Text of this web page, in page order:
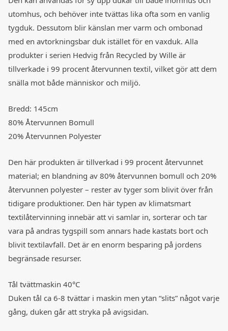
utomhus, och behöver inte tvättas lika ofta som en vanlig
tygduk. Dessutom blir känslan mer varm och ombonad
med en avtorkningsbar duk istället för en vaxduk. Alla
produkter i serien Hedvig från Recycled by Wille är
tillverkade i 99 procent återvunnen textil, vilket gör att dem
snälla mot både människor och miljö.
Bredd: 145cm
80% Återvunnen Bomull
20% Återvunnen Polyester
Den här produkten är tillverkad i 99 procent återvunnet
material; en blandning av 80% återvunnen bomull och 20%
återvunnen polyester – rester av tyger som blivit över från
tidigare produktioner. Den här typen av klimatsmart
textilåtervinning innebär att vi samlar in, sorterar och tar
vara på andras tygspill som annars hade kastats bort och
blivit textilavfall. Det är en enorm besparing på jordens
begränsade resurser.
Tål tvättmaskin 40°C
Duken tål ca 6-8 tvättar i maskin men ytan “slits” något varje
gång, duken går att stryka på avigsidan.